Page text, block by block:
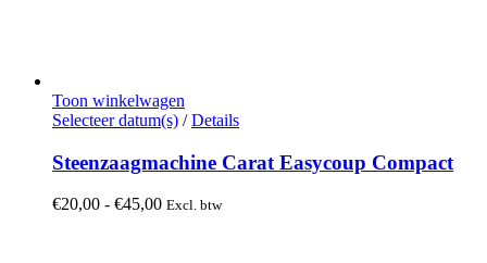
Toon winkelwagen
Selecteer datum(s) Dit
heeft
meerdere
variaties.
/ Details
Steenzaagmachine Carat Easycoup Compact
€20,00 - €45,00Prijsklasse:
Excl. btw